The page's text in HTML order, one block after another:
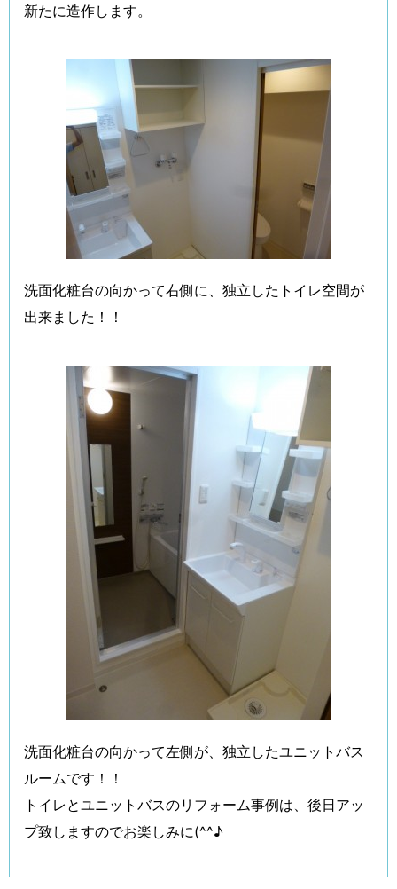
新たに造作します。
洗面化粧台の向かって右側に、独立したトイレ空間が
出来ました！！
洗面化粧台の向かって左側が、独立したユニットバス
ルームです！！
トイレとユニットバスのリフォーム事例は、後日アッ
プ致しますのでお楽しみに(^^♪